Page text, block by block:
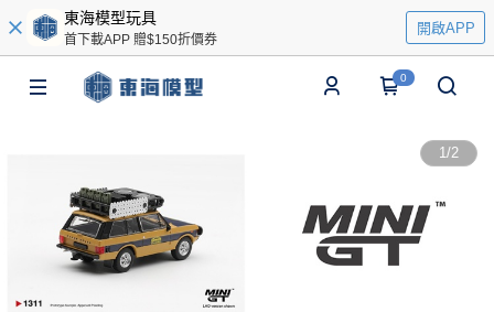
東海模型玩具
首下載APP 贈$150折價券
開啟APP
0
1/2